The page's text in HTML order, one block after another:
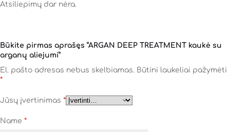
Atsiliepimų dar nėra.
Būkite pirmas aprašęs “ARGAN DEEP TREATMENT kaukė su
arganų aliejumi”
El. pašto adresas nebus skelbiamas. Būtini laukeliai pažymėti
*
Jūsų įvertinimas *
Name *